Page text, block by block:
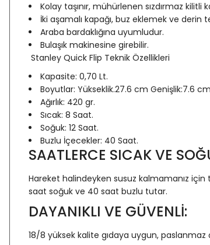
Kolay taşınır, mühürlenen sızdırmaz kilitli
İki aşamalı kapağı, buz eklemek ve derin
Araba bardaklığına uyumludur.
Bulaşık makinesine girebilir.
Stanley Quick Flip Teknik Özellikleri
Kapasite: 0,70 Lt.
Boyutlar: Yükseklik.27.6 cm Genişlik:7.6
Ağırlık: 420 gr.
Sıcak: 8 Saat.
Soğuk: 12 Saat.
Buzlu İçecekler: 40 Saat.
SAATLERCE SICAK VE
Hareket halindeyken susuz kalmamanız için
saat soğuk ve 40 saat buzlu tutar.
DAYANIKLI VE GÜVENLİ:
18/8 yüksek kalite gıdaya uygun, paslanmaz